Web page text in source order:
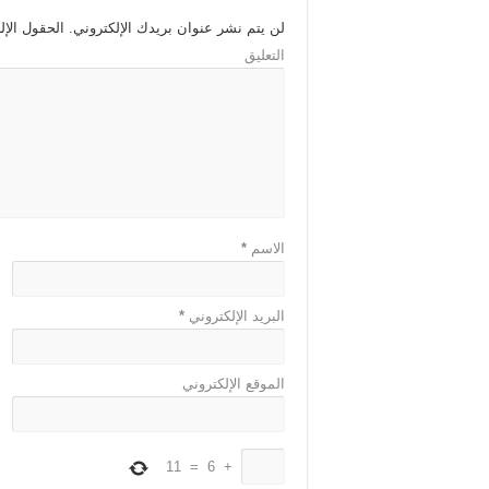
لن يتم نشر عنوان بريدك الإلكتروني. الحقول
التعليق
الاسم *
البريد الإلكتروني *
الموقع الإلكتروني
+
6
=
11